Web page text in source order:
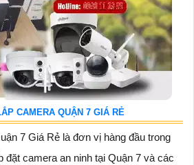
CAMERA QUẬN 7 GIÁ RẺ
7 Giá Rẻ là đơn vị hàng đầu trong
đặt camera an ninh tại Quận 7 và các